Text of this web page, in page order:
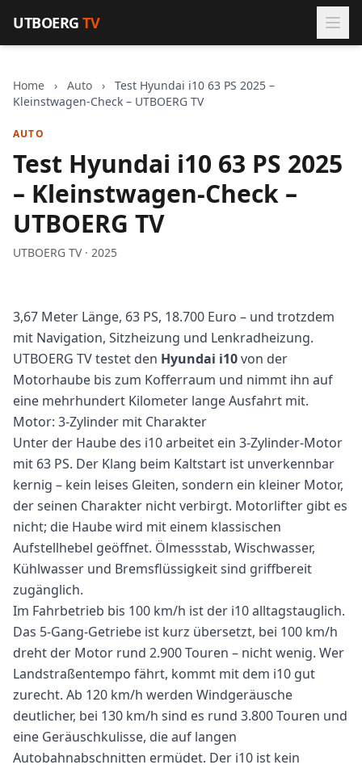
UTBOERGTV
Home › Auto ›
Test Hyundai i10 63 PS 2025 –
Kleinstwagen-Check – UTBOERG TV
AUTO
Test Hyundai i10 63 PS 2025
– Kleinstwagen-Check –
UTBOERG TV
UTBOERG TV · 2025
3,67 Meter Länge, 63 PS, 18.700 Euro – und trotzdem
mit Navigation, Sitzheizung und Lenkradheizung.
UTBOERG TV testet den Hyundai i10von der
Motorhaube bis zum Kofferraum und nimmt ihn auf
eine mehrhundert Kilometer lange Ausfahrt mit.
Motor: 3-Zylinder mit Charakter
Unter der Haube des i10 arbeitet ein 3-Zylinder-Motor
mit 63 PS. Der Klang beim Kaltstart ist unverkennbar
kernig – kein leises Gleiten, sondern ein kleiner Motor,
der seinen Charakter nicht verbirgt. Motorlifter gibt es
nicht; die Haube wird mit einem klassischen
Aufstellhebel geöffnet. Ölmessstab, Wischwasser,
Kühlwasser und Bremsflüssigkeit sind griffbereit
zugänglich.
Im Fahrbetrieb bis 100 km/h ist der i10 alltagstauglich.
Das 5-Gang-Getriebe ist kurz übersetzt, bei 100 km/h
dreht der Motor rund 2.900 Touren – nicht wenig. Wer
Landstraßentempo fährt, kommt mit dem i10 gut
zurecht. Ab 120 km/h werden Windgeräusche
deutlicher, bei 130 km/h sind es rund 3.800 Touren und
eine Geräuschkulisse, die auf langen
Autobahnabschnitten ermüdet. Der i10 ist kein